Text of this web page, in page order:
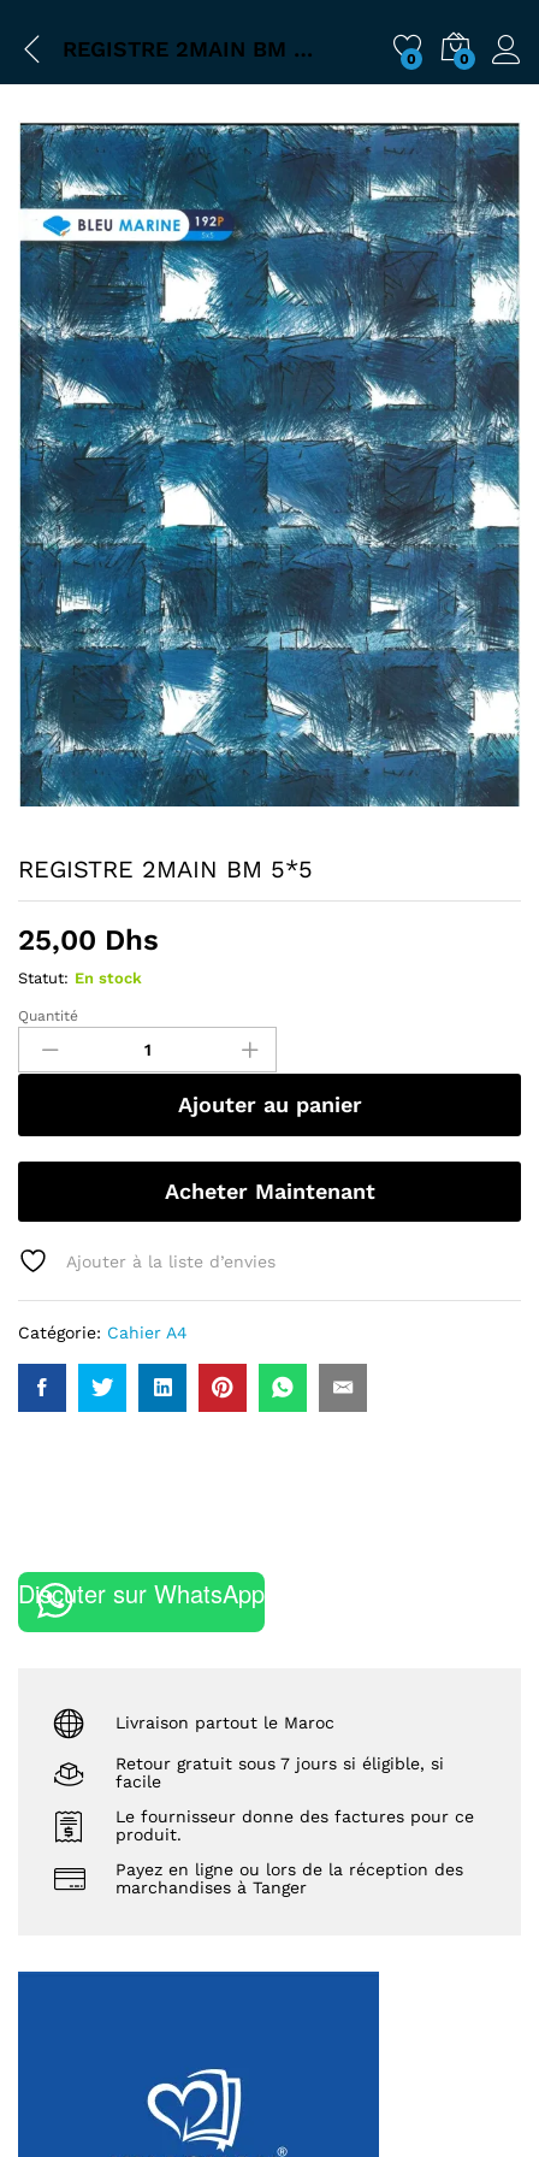
REGISTRE 2MAIN BM 5*5 0 0
REGISTRE 2MAIN BM 5*5
25,00 Dhs
Statut: En stock
Quantité
Ajouter au panier
Acheter Maintenant
Ajouter à la liste d’envies
Catégorie: Cahier A4
Discuter sur WhatsApp
Livraison partout le Maroc
Retour gratuit sous 7 jours si éligible, si
facile
Le fournisseur donne des factures pour ce
produit.
Payez en ligne ou lors de la réception des
marchandises à Tanger